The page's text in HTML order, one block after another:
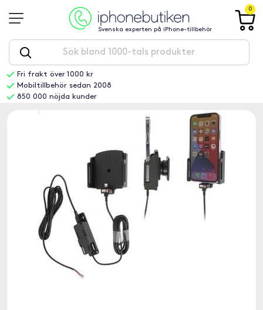
Svenska experten på iPhone-tillbehör
0
Fri frakt över 1000 kr
Mobiltillbehör sedan 2008
850 000 nöjda kunder